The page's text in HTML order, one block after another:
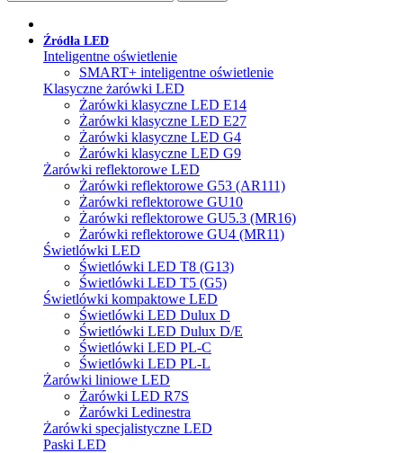
Źródła LED
Inteligentne oświetlenie
SMART+ inteligentne oświetlenie
Klasyczne żarówki LED
Żarówki klasyczne LED E14
Żarówki klasyczne LED E27
Żarówki klasyczne LED G4
Żarówki klasyczne LED G9
Żarówki reflektorowe LED
Żarówki reflektorowe G53 (AR111)
Żarówki reflektorowe GU10
Żarówki reflektorowe GU5.3 (MR16)
Żarówki reflektorowe GU4 (MR11)
Świetlówki LED
Świetlówki LED T8 (G13)
Świetlówki LED T5 (G5)
Świetlówki kompaktowe LED
Świetlówki LED Dulux D
Świetlówki LED Dulux D/E
Świetlówki LED PL-C
Świetlówki LED PL-L
Żarówki liniowe LED
Żarówki LED R7S
Żarówki Ledinestra
Żarówki specjalistyczne LED
Paski LED